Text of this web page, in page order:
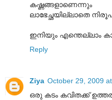
ലാഭേച്ഛയില്ലാതെ
ഇനിയും എന്തെല്ലാം
Reply
Ziya October 29, 2009
ഒരു കടം കവിതക്ക്